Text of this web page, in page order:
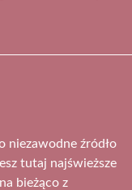
niezawodne źródło
tutaj najświeższe
bieżąco z